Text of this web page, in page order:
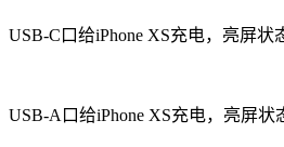
USB-C口给iPhone XS充电，亮屏状
USB-A口给iPhone XS充电，亮屏状